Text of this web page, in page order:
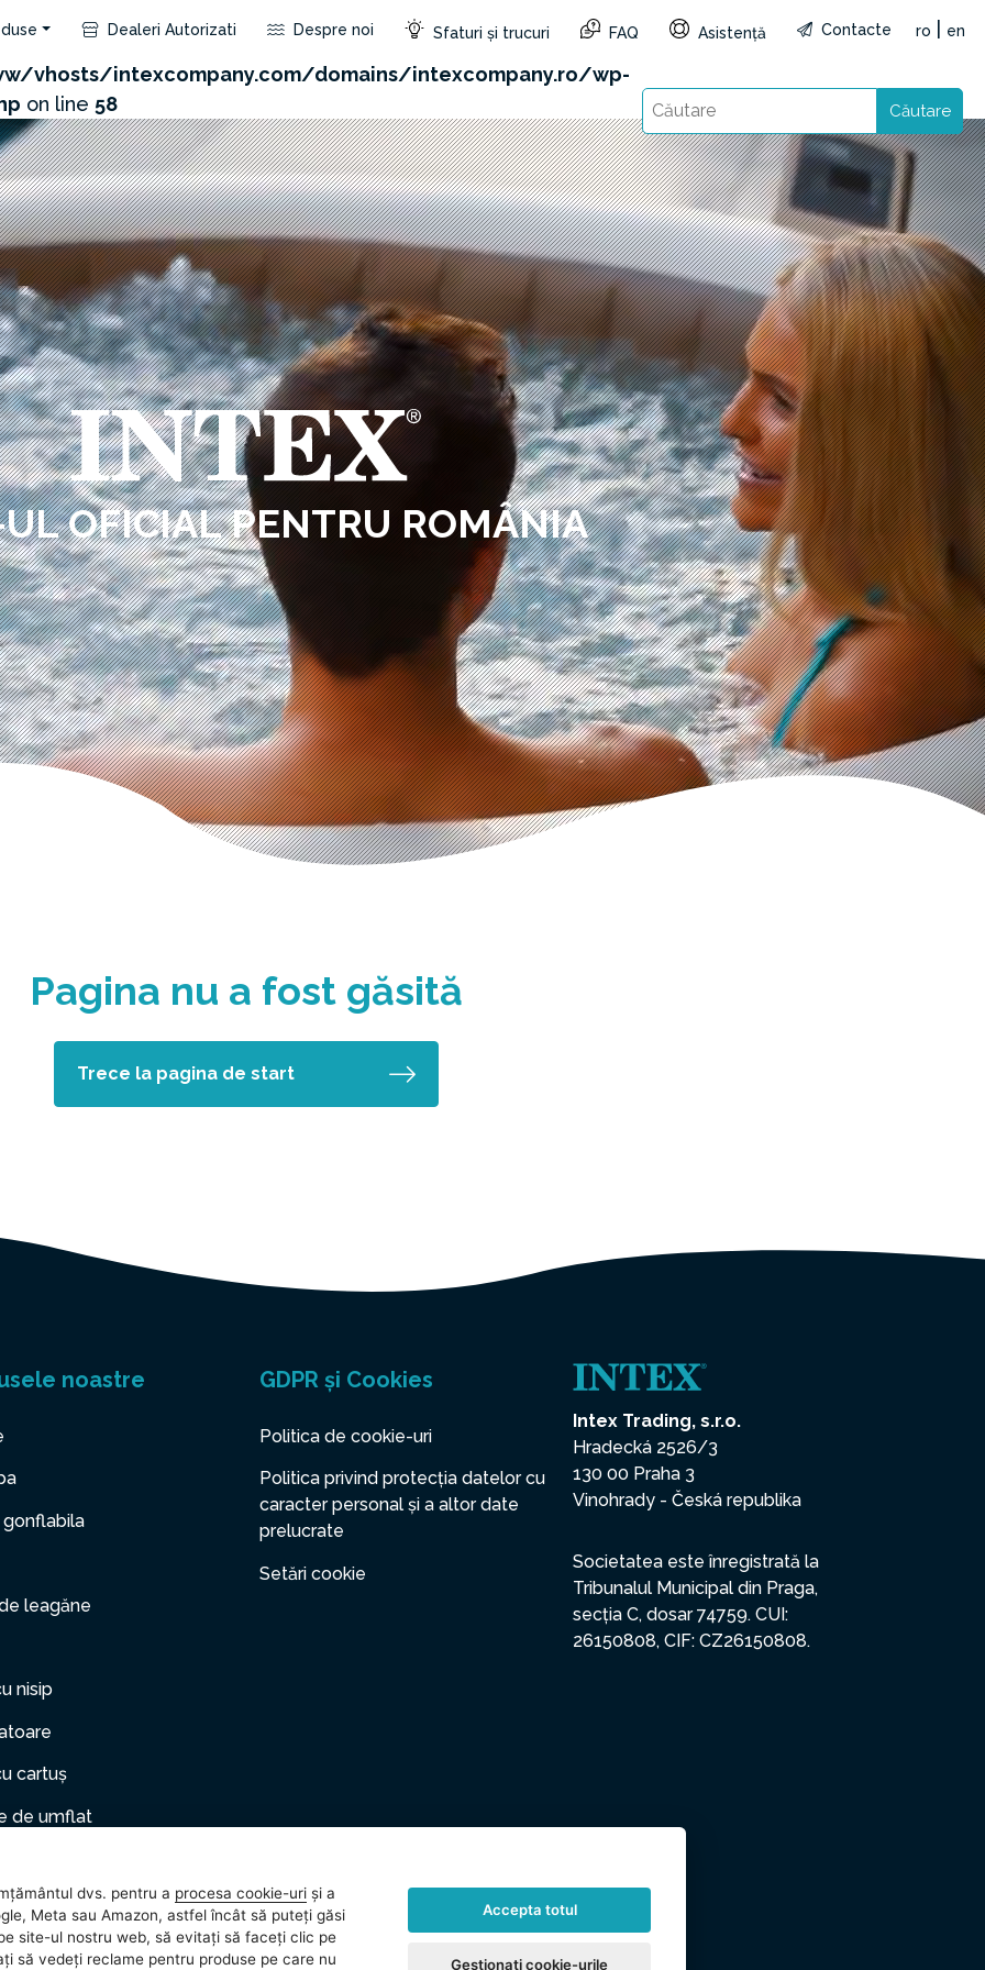
product/api.php?id=244&not_use_region=1&reg=RO&lang=ro): Failed to open stream: HTTP
vhosts/intexcompany.com/domains/intexcompany.ro/wp-
on line 58
Dealeri Autorizati Despre noi Sfaturi și trucuri FAQ Asistență Contacte ro en
Căutare
OFICIAL PENTRU ROMÂNIA
Pagina nu a fost găsită
Trece la pagina de start
noastre
leagăne
nisip
cartuș
de umflat
de companie
GDPR și Cookies
Politica de cookie-uri
Politica privind protecția datelor cu
caracter personal și a altor date
prelucrate
Setări cookie
Intex Trading, s.r.o.
Hradecká 2526/3
130 00 Praha 3
Vinohrady - Česká republika
Societatea este înregistrată la
Tribunalul Municipal din Praga,
secția C, dosar 74759. CUI:
26150808, CIF: CZ26150808.
dvs. pentru a procesa cookie-uri și a
Meta sau Amazon, astfel încât să puteți găsi
site-ul nostru web, să evitați să faceți clic pe
să vedeți reclame pentru produse pe care nu
Accepta totul
Gestionați cookie-urile